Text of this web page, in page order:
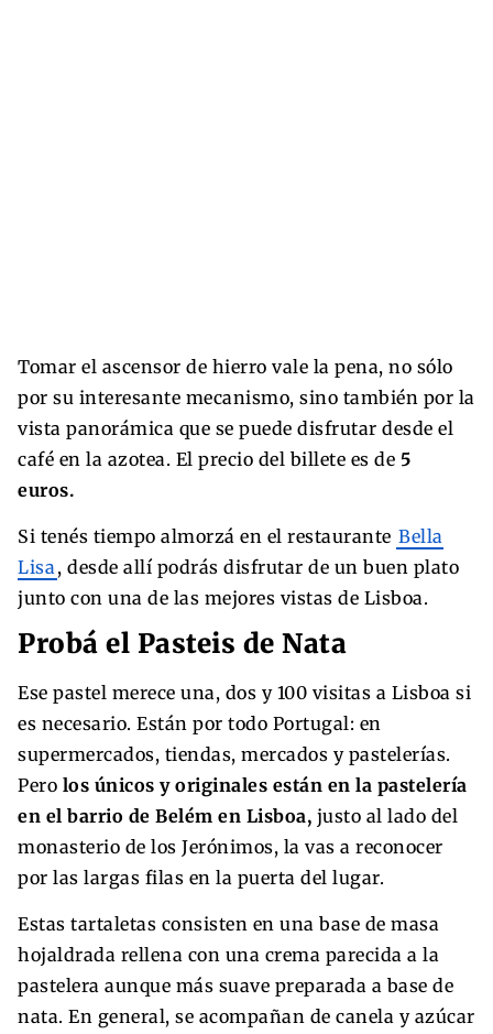
Tomar el ascensor de hierro vale la pena, no sólo
por su interesante mecanismo, sino también por la
vista panorámica que se puede disfrutar desde el
café en la azotea. El precio del billete es de 5
euros.
Si tenés tiempo almorzá en el restaurante Bella
Lisa , desde allí podrás disfrutar de un buen plato
junto con una de las mejores vistas de Lisboa.
Probá el Pasteis de Nata
Ese pastel merece una, dos y 100 visitas a Lisboa si
es necesario. Están por todo Portugal: en
supermercados, tiendas, mercados y pastelerías.
Pero los únicos y originales están en la pastelería
en el barrio de Belém en Lisboa, justo al lado del
monasterio de los Jerónimos, la vas a reconocer
por las largas filas en la puerta del lugar.
Estas tartaletas consisten en una base de masa
hojaldrada rellena con una crema parecida a la
pastelera aunque más suave preparada a base de
nata. En general, se acompañan de canela y azúcar